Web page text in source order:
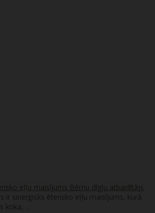
eļļu maisījums Bērnu dīgļu atbaidītājs
ir sinerģisks ēterisko eļļu maisījums, kurā
..